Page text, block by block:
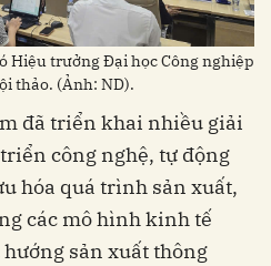
Hiệu trưởng Đại học Công nghiệp
thảo. (Ảnh: ND).
đã triển khai nhiều giải
công nghệ, tự động
hóa quá trình sản xuất,
các mô hình kinh tế
sản xuất thông